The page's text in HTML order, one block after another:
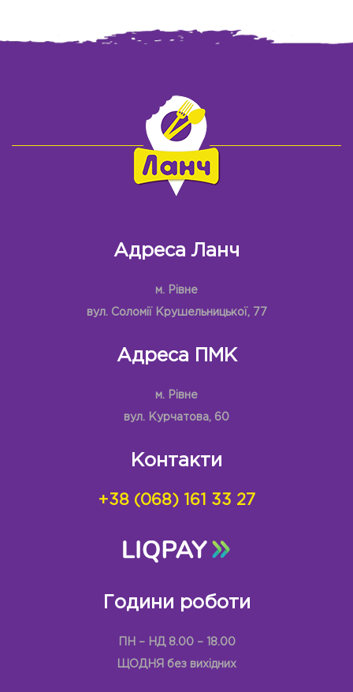
Адреса Ланч
м. Рівне
вул. Соломії Крушельницької, 77
Адреса ПМК
м. Рівне
вул. Курчатова, 60
Контакти
+38 (068) 161 33 27
Години роботи
ПН – НД 8.00 – 18.00
ЩОДНЯ без вихідних